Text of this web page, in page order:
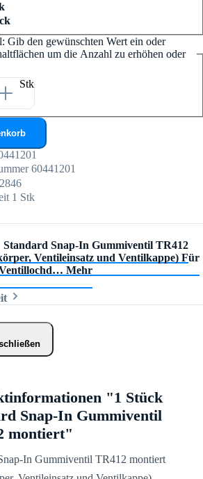
Gib den gewünschten Wert ein oder
um die Anzahl zu erhöhen oder
Stk
60441201
1 Stk
Standard Snap-In Gummiventil TR412
Ventileinsatz und Ventilkappe) Für
Mehr
"1 Stück
Snap-In Gummiventil
montiert"
In Gummiventil TR412 montiert